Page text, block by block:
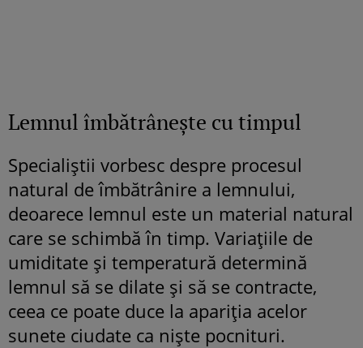
Lemnul îmbătrânește cu timpul
Specialiștii vorbesc despre procesul
natural de îmbătrânire a lemnului,
deoarece lemnul este un material natural
care se schimbă în timp. Variațiile de
umiditate și temperatură determină
lemnul să se dilate și să se contracte,
ceea ce poate duce la apariția acelor
sunete ciudate ca niște pocnituri.